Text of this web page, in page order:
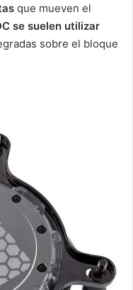
que mueven el
se suelen utilizar
sobre el bloque